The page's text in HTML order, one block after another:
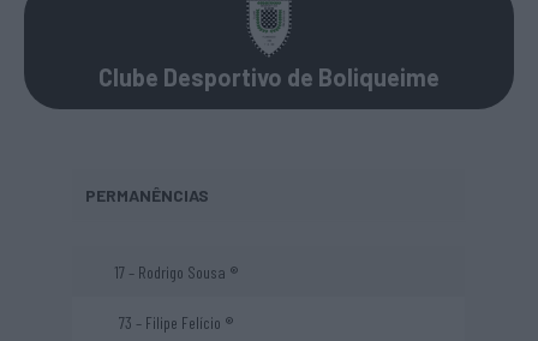
Clube Desportivo de Boliqueime
PERMANÊNCIAS
17 – Rodrigo Sousa ®
73 – Filipe Felício ®